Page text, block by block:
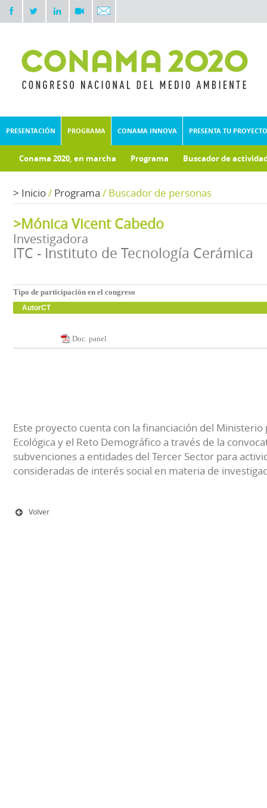
PRESENTACIÓN PROGRAMA CONAMA INNOVA PRESENTA TU PROYECTO
Conama 2020, en marcha Programa Buscador de
> Inicio/ Programa / Buscador de personas
>Mónica Vicent Cabedo
Investigadora
ITC - Instituto de Tecnología Cerámica
Tipo de participación en el congreso
AutorCT
Doc. panel
Este proyecto cuenta con la financiación del Ministerio
Ecológica y el Reto Demográfico a través de la
subvenciones a entidades del Tercer Sector para
consideradas de interés social en materia de
Volver